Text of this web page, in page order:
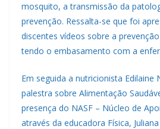
mosquito, a transmissão da
prevenção. Ressalta-se que foi
discentes vídeos sobre a
tendo o embasamento com a
Em seguida a nutricionista Edilaine
palestra sobre Alimentação
presença do NASF – Núcleo de
através da educadora Física,